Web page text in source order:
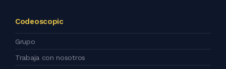
Codeoscopic
Grupo
Trabaja con nosotros